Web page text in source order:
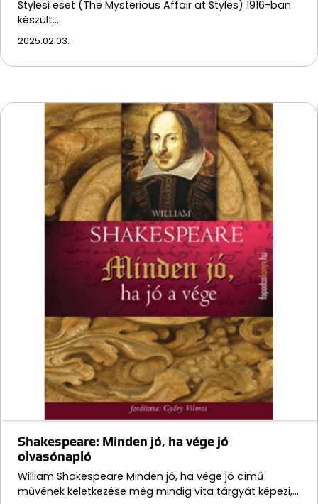
Stylesi eset (The Mysterious Affair at Styles) 1916-ban
készült…
2025.02.03.
Shakespeare: Minden jó, ha vége jó
olvasónapló
William Shakespeare Minden jó, ha vége jó című
művének keletkezése még mindig vita tárgyát képezi,…